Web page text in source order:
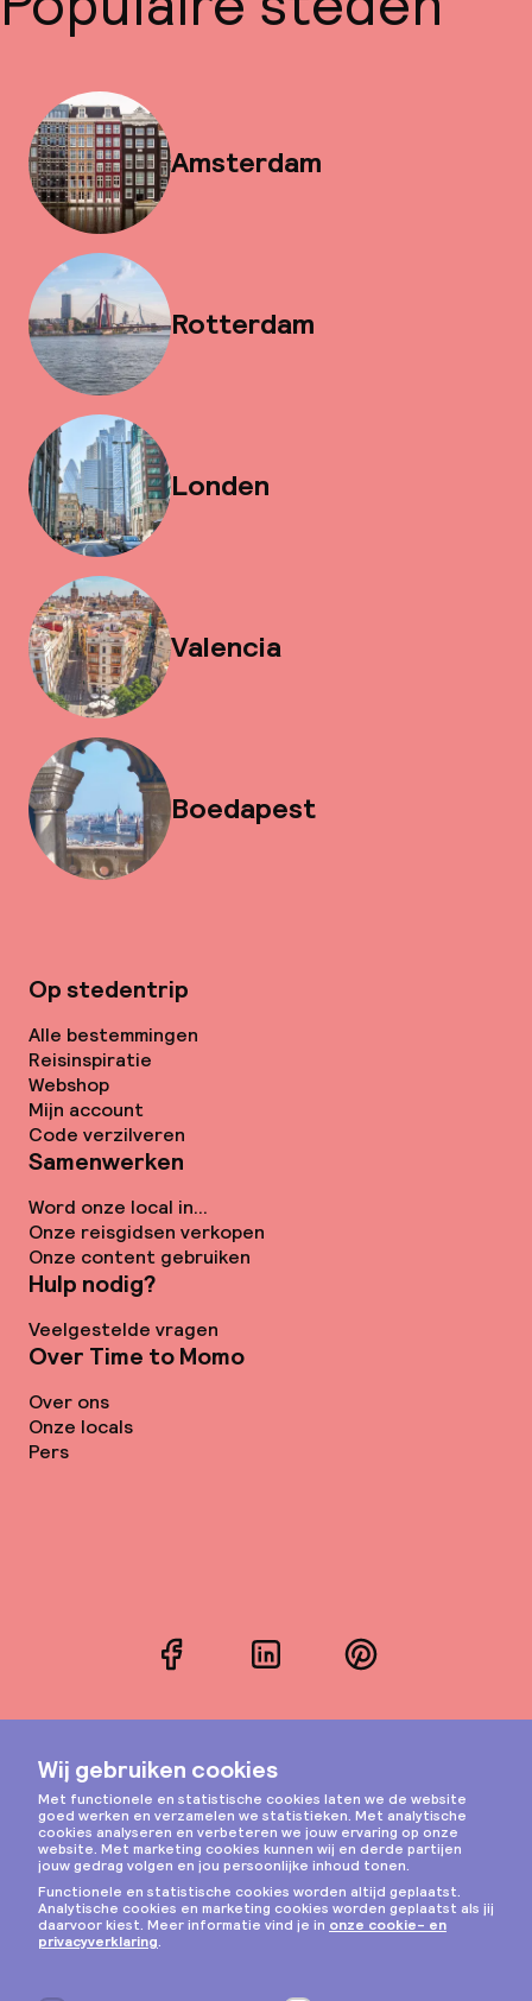
Amsterdam
Rotterdam
Londen
Valencia
Boedapest
Op stedentrip
Alle bestemmingen
Reisinspiratie
Webshop
Mijn account
Code verzilveren
Samenwerken
Word onze local in...
Onze reisgidsen verkopen
Onze content gebruiken
Hulp nodig?
Veelgestelde vragen
Over Time to Momo
Over ons
Onze locals
Pers
FacebookLinkedInPinterest
Instagram
Privacy & cookies